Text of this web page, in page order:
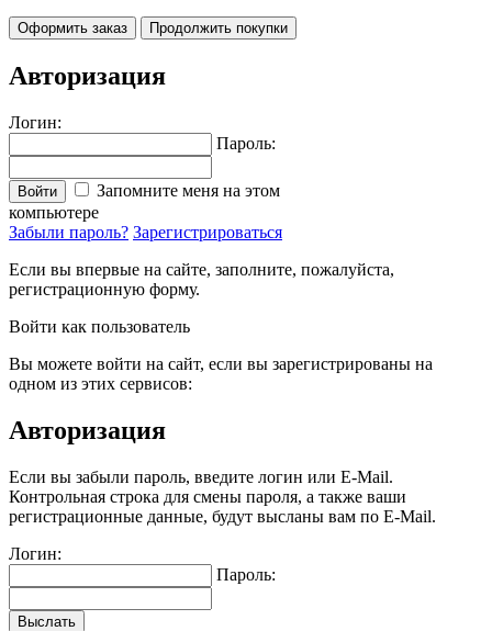
Оформить заказ Продолжить покупки
Авторизация
Логин:
Пароль:
Войти
Запомните меня на этом
компьютере
Забыли пароль? Зарегистрироваться
Если вы впервые на сайте, заполните, пожалуйста,
регистрационную форму.
Войти как пользователь
Вы можете войти на сайт, если вы зарегистрированы на
одном из этих сервисов:
Авторизация
Если вы забыли пароль, введите логин или E-Mail.
Контрольная строка для смены пароля, а также ваши
регистрационные данные, будут высланы вам по E-Mail.
Логин:
Пароль:
Выслать